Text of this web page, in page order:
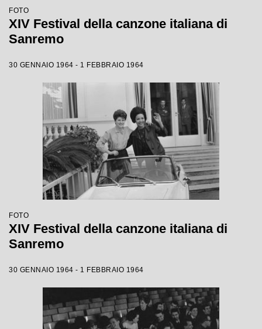
FOTO
XIV Festival della canzone italiana di
Sanremo
30 GENNAIO 1964 - 1 FEBBRAIO 1964
FOTO
XIV Festival della canzone italiana di
Sanremo
30 GENNAIO 1964 - 1 FEBBRAIO 1964